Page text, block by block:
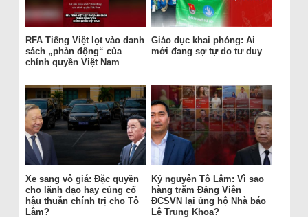
RFA Tiếng Việt lọt vào danh
sách „phản động“ của
chính quyền Việt Nam
Giáo dục khai phóng: Ai
mới đang sợ tự do tư duy
Xe sang vô giá: Đặc quyền
cho lãnh đạo hay củng cố
hậu thuẫn chính trị cho Tô
Lâm?
Kỷ nguyên Tô Lâm: Vì sao
hàng trăm Đảng Viên
ĐCSVN lại ủng hộ Nhà báo
Lê Trung Khoa?